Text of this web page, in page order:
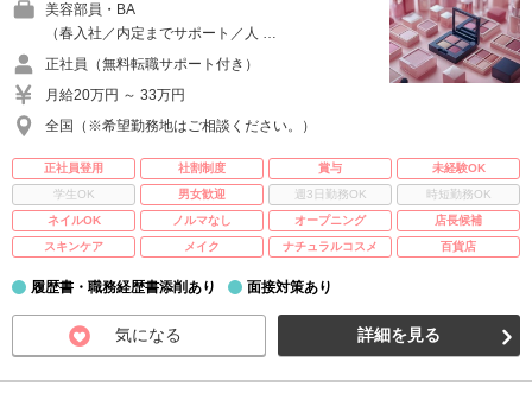
美容部員・BA
（春入社／内定までサポート／人 …
正社員（無料転職サポート付き）
月給20万円 ～ 33万円
全国（※希望勤務地はご相談ください。）
正社員登用 社割制度 賞与
未経験OK
学生OK
男女歓迎 週3日勤務OK
時短勤務OK
ネイルOK
ノルマなし オープニング
店長候補
スキンケア
メイク ナチュラルコスメ 百貨店
履歴書・職務経歴書添削あり 面接対策あり
気になる 詳細を見る